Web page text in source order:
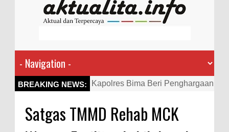
BREAKING NEWS:
Kapolres Bima Beri Penghargaan
Aktif Bantu Polisi Berantas
‎Satgas TMMD Rehab MCK